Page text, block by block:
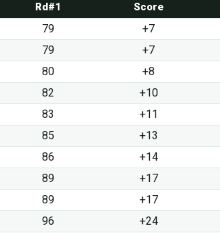
Rd#1 Score
79 +7
79 +7
80 +8
82 +10
83 +11
85 +13
86 +14
89 +17
89 +17
96 +24